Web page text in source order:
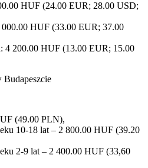
HUF (24.00 EUR; 28.00 USD;
HUF (33.00 EUR; 37.00
4 200.00 HUF (13.00 EUR; 15.00
(49.00 PLN),
10-18 lat – 2 800.00 HUF (39.20
2-9 lat – 2 400.00 HUF (33,60